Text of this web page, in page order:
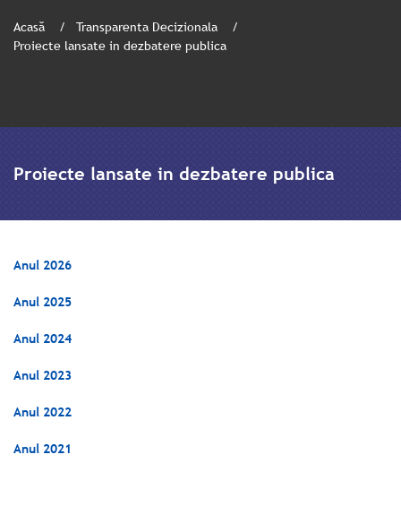
Acasă
Transparenta Decizionala
Proiecte lansate in dezbatere publica
Proiecte lansate in dezbatere publica
Anul 2026
Anul 2025
Anul 2024
Anul 2023
Anul 2022
Anul 2021